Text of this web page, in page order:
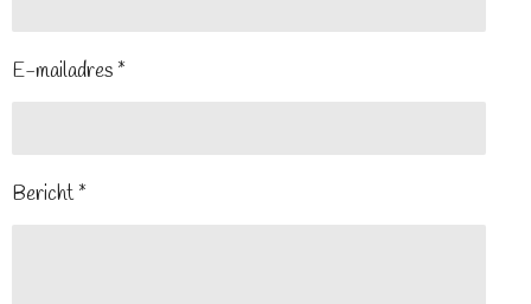
E-mailadres *
Bericht *